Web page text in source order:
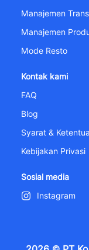
Manajemen
Manajemen
Mode Resto
Kontak kami
FAQ
Blog
Syarat &
Kebijakan Privasi
Sosial media
Instagram